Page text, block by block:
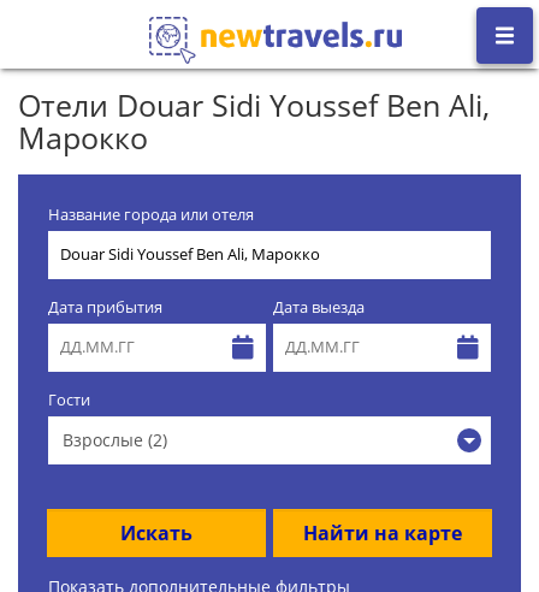
Отели Douar Sidi Youssef Ben Ali,
Марокко
Название города или отеля
Дата прибытия Дата выезда
Гости
Взрослые (2)
Искать Найти на карте
Показать дополнительные фильтры